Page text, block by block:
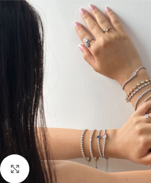
Click to enlarge